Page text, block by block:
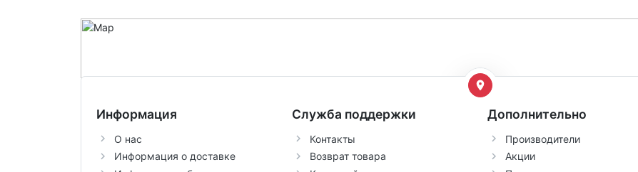
Информация
О нас
Информация о доставке
Служба поддержки
Контакты
Возврат товара
Дополнительно
Производители
Акции